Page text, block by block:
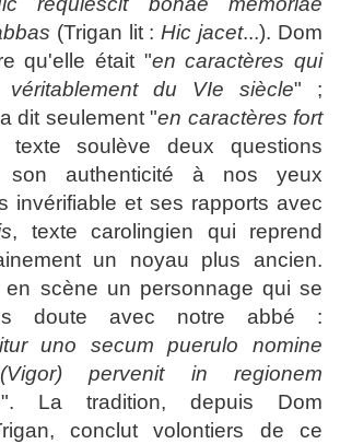
(Trigan lit :Hic jacet...). Dom
qu'elle était "en caractères qui
du VIe siècle" ;
dit seulement "en caractères fort
soulève deux questions
son authenticité à nos yeux
invérifiable et ses rapports avec
, texte carolingien qui reprend
un noyau plus ancien.
en scène un personnage qui se
doute avec notre abbé :
uno secum puerulo nomine
pervenit in regionem
". La tradition, depuis Dom
conclut volontiers de ce